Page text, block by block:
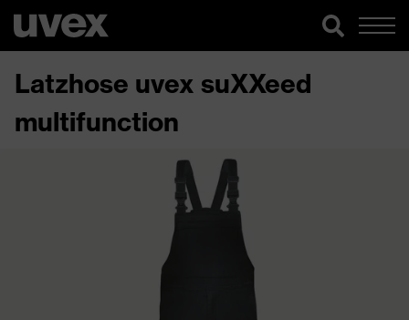
Latzhose uvex suXXeed
multifunction